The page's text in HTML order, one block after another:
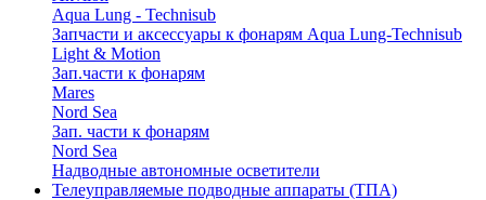
Aqua Lung - Technisub
Запчасти и аксессуары к фонарям Aqua Lung-Technisub
Light & Motion
Зап.части к фонарям
Mares
Nord Sea
Зап. части к фонарям
Nord Sea
Надводные автономные осветители
Телеуправляемые подводные аппараты (ТПА)